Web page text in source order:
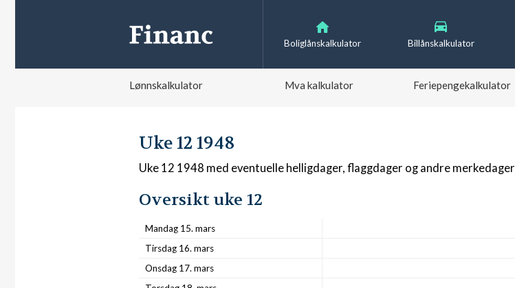
Boliglånskalkulator Billånskalkulator
Lønnskalkulator Mva kalkulator Feriepengekalkulator
Uke 12 1948
Uke 12 1948 med eventuelle helligdager, flaggdager og andre merkedager
Oversikt uke 12
Mandag 15. mars
Tirsdag 16. mars
Onsdag 17. mars